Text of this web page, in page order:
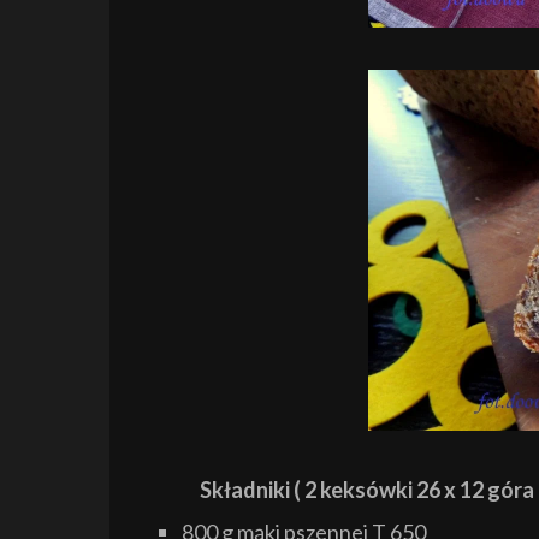
Składniki ( 2 keksówki 26 x 12 góra
800 g mąki pszennej T 650